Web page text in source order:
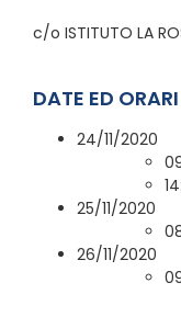
c/o ISTITUTO LA
DATE ED ORARI
24/11/2020
25/11/2020
26/11/2020